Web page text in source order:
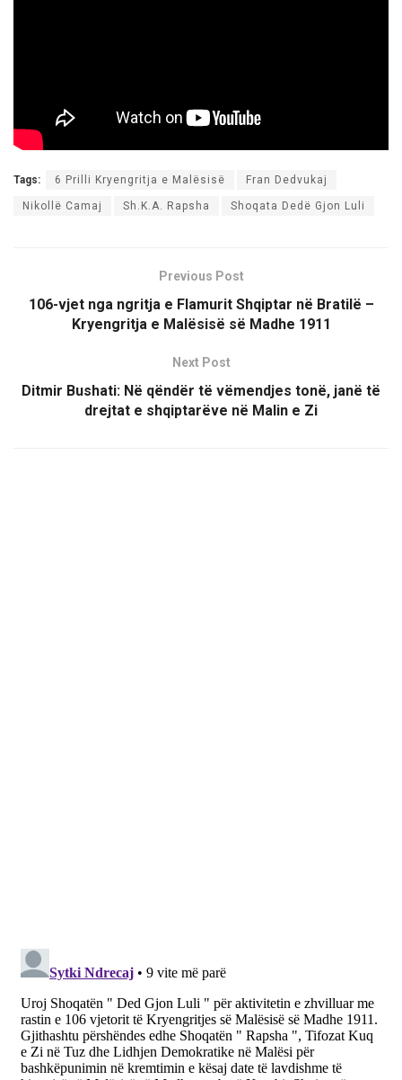
Tags: 6 Prilli Kryengritja e Malësisë Fran Dedvukaj
Nikollë Camaj Sh.K.A. Rapsha Shoqata Dedë Gjon Luli
Previous Post
106-vjet nga ngritja e Flamurit Shqiptar në Bratilë –
Kryengritja e Malësisë së Madhe 1911
Next Post
Ditmir Bushati: Në qëndër të vëmendjes tonë, janë të
drejtat e shqiptarëve në Malin e Zi